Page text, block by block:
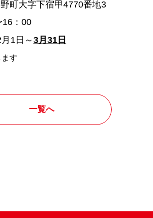
町大字下宿甲4770番地3
16：00
1日～ 3月31日
す
一覧へ